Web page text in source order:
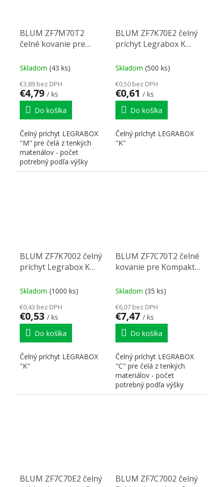
BLUM ZF7M70T2
čelné kovanie pre
Expando T
Skladom (43 ks)
€3,89 bez DPH
€4,79 / ks
Do košíka
Čelný príchyt LEGRABOX
"M" pre čelá z tenkých
materiálov - počet
potrebný podľa výšky
bočnice: bočnice M - 2ks
BLUM ZF7K70E2 čelný
príchyt Legrabox K
Skladom (500 ks)
€0,50 bez DPH
€0,61 / ks
Do košíka
Čelný príchyt LEGRABOX
"K"
BLUM ZF7K7002 čelný
príchyt Legrabox K
Skladom (1000 ks)
€0,43 bez DPH
€0,53 / ks
Do košíka
Čelný príchyt LEGRABOX
"K"
BLUM ZF7C70T2 čelné
kovanie pre Kompakt
Skladom (35 ks)
€6,07 bez DPH
€7,47 / ks
Do košíka
Čelný príchyt LEGRABOX
"C" pre čelá z tenkých
materiálov - počet
potrebný podľa výšky
bočnice: bočnice C - 2ks
BLUM ZF7C70E2 čelný
BLUM ZF7C7002 čelný